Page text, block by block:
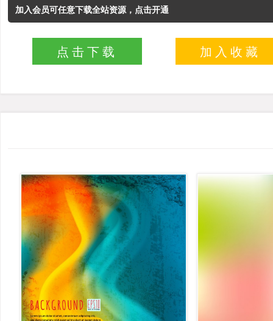
加入会员可任意下载全站资源，点击开通
点击下载 加入收藏